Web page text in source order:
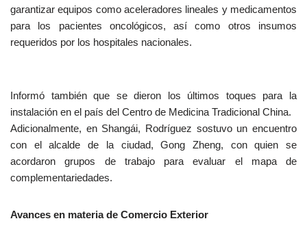
garantizar equipos como aceleradores lineales y medicamentos
para los pacientes oncológicos, así como otros insumos
requeridos por los hospitales nacionales.
Informó también que se dieron los últimos toques para la
instalación en el país del Centro de Medicina Tradicional China.
Adicionalmente, en Shangái, Rodríguez sostuvo un encuentro
con el alcalde de la ciudad, Gong Zheng, con quien se
acordaron grupos de trabajo para evaluar el mapa de
complementariedades.
Avances en materia de Comercio Exterior